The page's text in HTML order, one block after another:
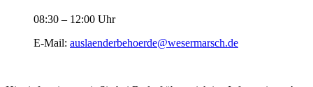
08:30 – 12:00 Uhr
E-Mail: auslaenderbehoerde@wesermarsch.de